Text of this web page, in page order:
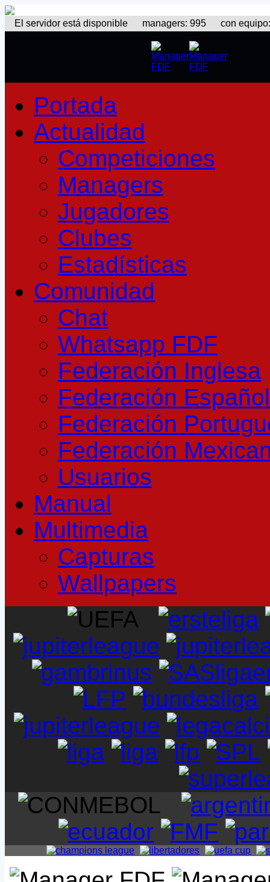
El servidor está disponible managers: 995 con
Portada
Actualidad
Competiciones
Managers
Jugadores
Clubes
Estadísticas
Comunidad
Chat
Whatsapp FDF
Federación Inglesa
Federación
Federación
Federación
Usuarios
Manual
Multimedia
Capturas
Wallpapers